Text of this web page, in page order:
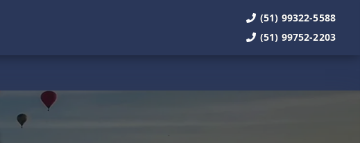
(51) 99322-5588
(51) 99752-2203